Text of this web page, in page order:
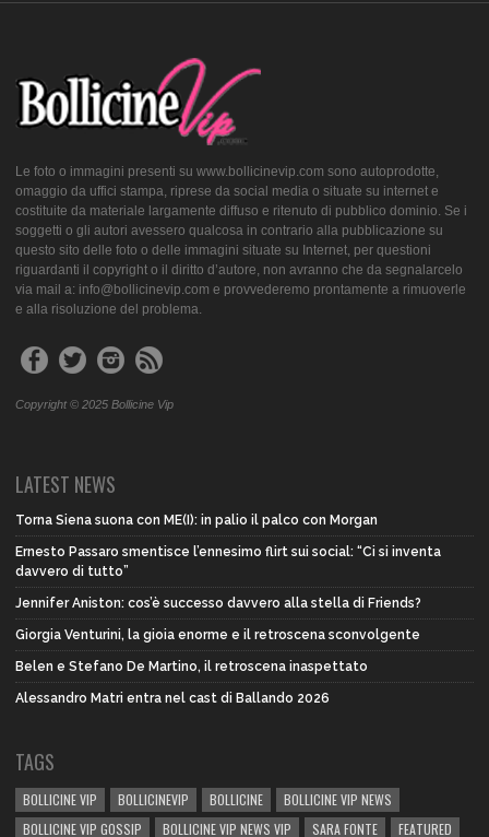
Le foto o immagini presenti su www.bollicinevip.com sono autoprodotte,
omaggio da uffici stampa, riprese da social media o situate su internet e
costituite da materiale largamente diffuso e ritenuto di pubblico dominio. Se i
soggetti o gli autori avessero qualcosa in contrario alla pubblicazione su
questo sito delle foto o delle immagini situate su Internet, per questioni
riguardanti il copyright o il diritto d’autore, non avranno che da segnalarcelo
via mail a: info@bollicinevip.com e provvederemo prontamente a rimuoverle
e alla risoluzione del problema.
Copyright © 2025 Bollicine Vip
LATEST NEWS
Torna Siena suona con ME(I): in palio il palco con Morgan
Ernesto Passaro smentisce l’ennesimo flirt sui social: “Ci si inventa
davvero di tutto”
Jennifer Aniston: cos’è successo davvero alla stella di Friends?
Giorgia Venturini, la gioia enorme e il retroscena sconvolgente
Belen e Stefano De Martino, il retroscena inaspettato
Alessandro Matri entra nel cast di Ballando 2026
TAGS
BOLLICINE VIP BOLLICINEVIP BOLLICINE
BOLLICINE VIP NEWS
BOLLICINE VIP GOSSIP
BOLLICINE VIP NEWS VIP SARA FONTE FEATURED